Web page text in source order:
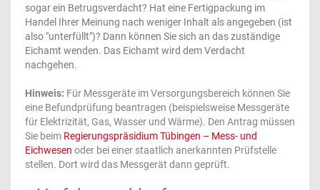
sogar ein Betrugsverdacht? Hat eine Fertigpackung im
Handel Ihrer Meinung nach weniger Inhalt als angegeben (ist
also "unterfüllt")? Dann können Sie sich an das zuständige
Eichamt wenden. Das Eichamt wird dem Verdacht
nachgehen.
Hinweis: Für Messgeräte im Versorgungsbereich können Sie
eine Befundprüfung beantragen (beispielsweise Messgeräte
für Elektrizität, Gas, Wasser und Wärme). Den Antrag müssen
Sie beim Regierungspräsidium Tübingen – Mess- und
Eichwesen oder bei einer staatlich anerkannten Prüfstelle
stellen. Dort wird das Messgerät dann geprüft.